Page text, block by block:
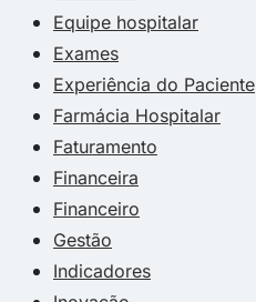
Equipe hospitalar
Exames
Experiência do Paciente
Farmácia Hospitalar
Faturamento
Financeira
Financeiro
Gestão
Indicadores